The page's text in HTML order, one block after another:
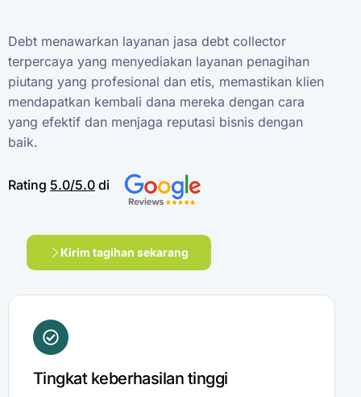
Debt menawarkan layanan jasa debt collector
terpercaya yang menyediakan layanan penagihan
piutang yang profesional dan etis, memastikan klien
mendapatkan kembali dana mereka dengan cara
yang efektif dan menjaga reputasi bisnis dengan
baik.
Rating 5.0/5.0 di
Kirim tagihan sekarang
Tingkat keberhasilan tinggi